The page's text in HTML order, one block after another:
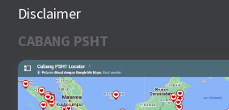
Disclaimer
CABANG PSHT